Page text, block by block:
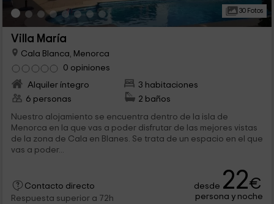
30 Fotos
Villa María
Cala Blanca, Menorca
0 opiniones
Alquiler íntegro
3 habitaciones
6 personas
2 baños
Nuestro alojamiento se encuentra dentro de la isla de
Menorca en la que vas a poder disfrutar de las mejores vistas
de la zona de Cala en Blanes. Se trata de un espacio en el que
vas a poder...
Contacto directo
Respuesta superior a 72h
desde 22€
persona y noche